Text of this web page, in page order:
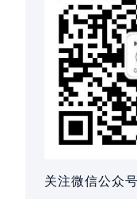
关注微信公众号